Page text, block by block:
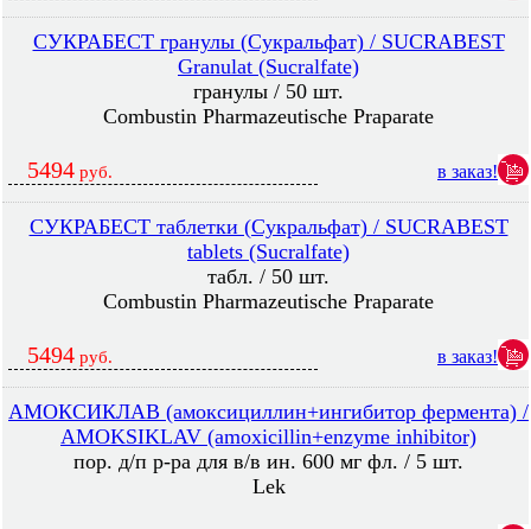
СУКРАБЕСТ гранулы (Сукральфат) / SUCRABEST
Granulat (Sucralfate)
гранулы / 50 шт.
Combustin Pharmazeutische Praparate
5494 руб. в заказ!
СУКРАБЕСТ таблетки (Сукральфат) / SUCRABEST
tablets (Sucralfate)
табл. / 50 шт.
Combustin Pharmazeutische Praparate
5494 руб. в заказ!
АМОКСИКЛАВ (амоксициллин+ингибитор фермента) /
AMOKSIKLAV (amoxicillin+enzyme inhibitor)
пор. д/п р-ра для в/в ин. 600 мг фл. / 5 шт.
Lek